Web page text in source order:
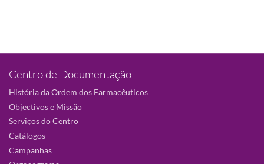
Centro de Documentação
História da Ordem dos Farmacêuticos
Objectivos e Missão
Serviços do Centro
Catálogos
Campanhas